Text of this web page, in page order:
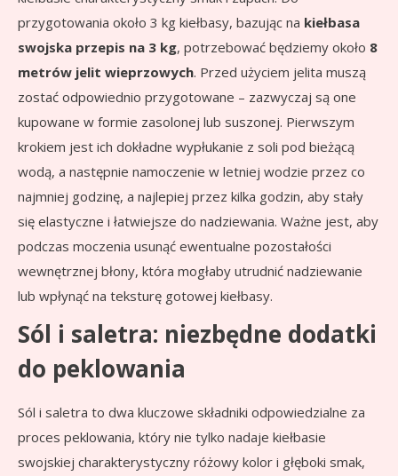
przygotowania około 3 kg kiełbasy, bazując na kiełbasa
swojska przepis na 3 kg, potrzebować będziemy około 8
metrów jelit wieprzowych. Przed użyciem jelita muszą
zostać odpowiednio przygotowane – zazwyczaj są one
kupowane w formie zasolonej lub suszonej. Pierwszym
krokiem jest ich dokładne wypłukanie z soli pod bieżącą
wodą, a następnie namoczenie w letniej wodzie przez co
najmniej godzinę, a najlepiej przez kilka godzin, aby stały
się elastyczne i łatwiejsze do nadziewania. Ważne jest, aby
podczas moczenia usunąć ewentualne pozostałości
wewnętrznej błony, która mogłaby utrudnić nadziewanie
lub wpłynąć na teksturę gotowej kiełbasy.
Sól i saletra: niezbędne dodatki
do peklowania
Sól i saletra to dwa kluczowe składniki odpowiedzialne za
proces peklowania, który nie tylko nadaje kiełbasie
swojskiej charakterystyczny różowy kolor i głęboki smak,